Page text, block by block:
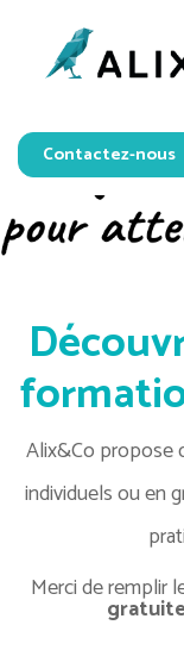
Contactez-nous
Alix&Co propose
individuels ou en
Merci de remplir